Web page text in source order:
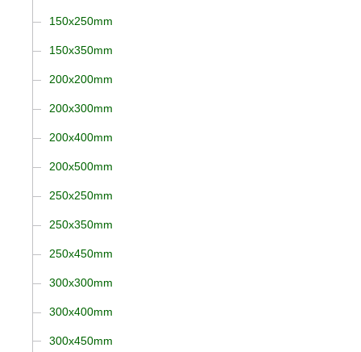
150x250mm
150x350mm
200x200mm
200x300mm
200x400mm
200x500mm
250x250mm
250x350mm
250x450mm
300x300mm
300x400mm
300x450mm